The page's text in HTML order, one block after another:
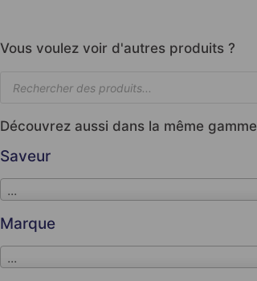
Vous voulez voir d'autres produits ?
Découvrez aussi dans la même gamme
Saveur
...
Marque
...